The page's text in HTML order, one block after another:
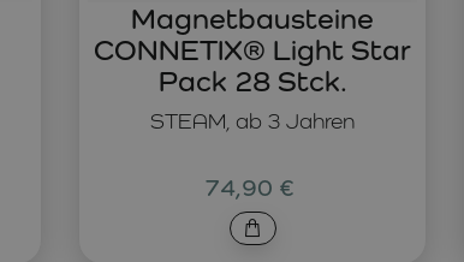
STEAM, ab 3 Jahren
Magnetbausteine
CONNETIX® Light Star
Pack 28 Stck.
74,90 €